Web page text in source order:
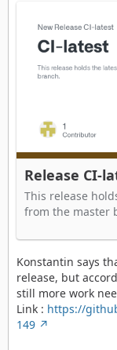
Release CI-
This release
from the master
Konstantin says
release, but
still more work
Link : https://
149